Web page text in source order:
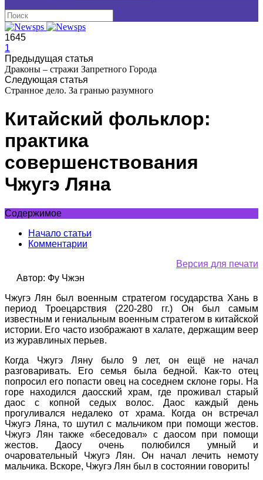
1645
1
Предыдущая статья
Драконы – стражи Запретного Города
Следующая статья
Странное дело. За гранью разумного
Китайский фольклор:
практика
совершенствования
Чжугэ Ляна
Содержимое
Начало статьи
Комментарии
Версия для печати
Автор: Фу Чжэн
Чжугэ Лян был военным стратегом государства Хань в
период Троецарствия (220-280 гг.) Он был самым
известным и гениальным военным стратегом в китайской
истории. Его часто изображают в халате, держащим веер
из журавлиных перьев.
Когда Чжугэ Ляну было 9 лет, он ещё не начал
разговаривать. Его семья была бедной. Как-то отец
попросил его попасти овец на соседнем склоне горы. На
горе находился даосский храм, где проживал старый
даос с копной седых волос. Даос каждый день
прогуливался недалеко от храма. Когда он встречал
Чжугэ Ляна, то шутил с мальчиком при помощи жестов.
Чжугэ Лян также «беседовал» с даосом при помощи
жестов. Даосу очень полюбился умный и
очаровательный Чжугэ Лян. Он начал лечить немоту
мальчика. Вскоре, Чжугэ Лян был в состоянии говорить!